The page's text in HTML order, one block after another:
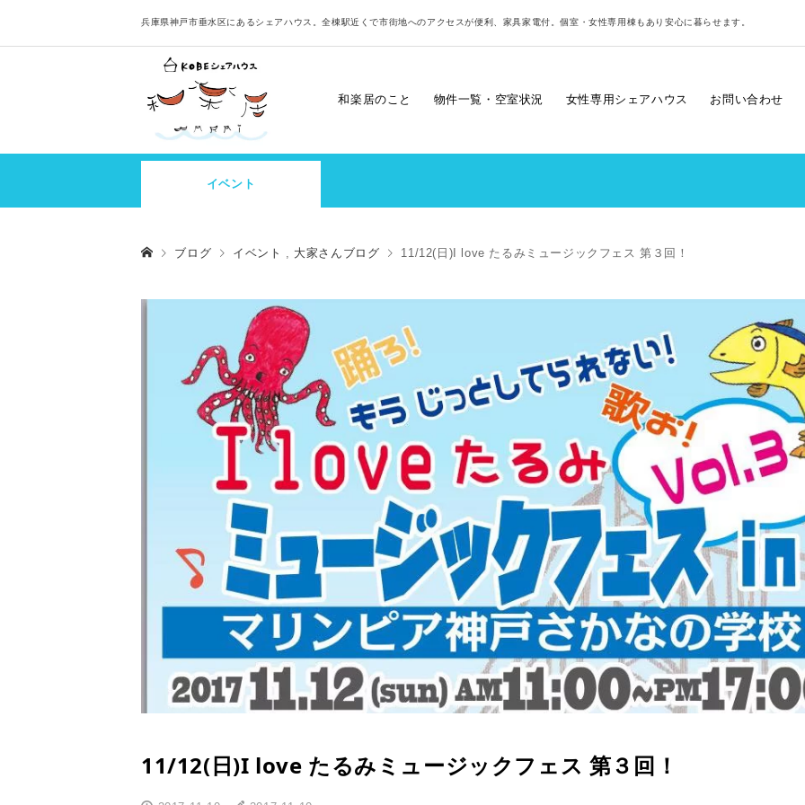
兵庫県神戸市垂水区にあるシェアハウス。全棟駅近くで市街地へのアクセスが便利、家具家電付。個室・女性専用棟もあり安心に暮らせます。
和楽居のこと 物件一覧・空室状況 女性専用シェアハウス お問い合わせ
イベント
ブログ イベント 大家さんブログ 11/12(日)I love たるみミュージックフェス 第３回！
11/12(日)I love たるみミュージックフェス 第３回！